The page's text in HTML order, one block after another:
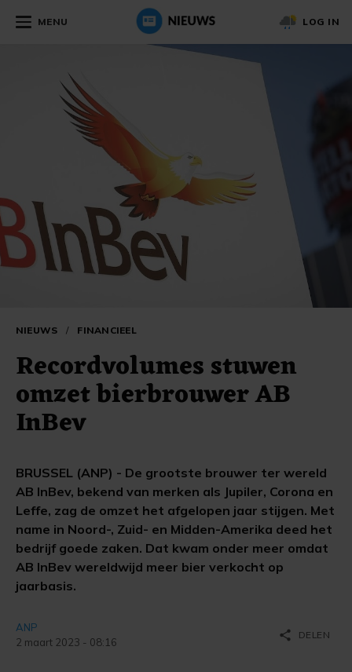
MENU LOG IN
NIEUWS / FINANCIEEL
Recordvolumes stuwen
omzet bierbrouwer AB
InBev
BRUSSEL (ANP) - De grootste brouwer ter wereld
AB InBev, bekend van merken als Jupiler, Corona en
Leffe, zag de omzet het afgelopen jaar stijgen. Met
name in Noord-, Zuid- en Midden-Amerika deed het
bedrijf goede zaken. Dat kwam onder meer omdat
AB InBev wereldwijd meer bier verkocht op
jaarbasis.
ANP
2 maart 2023 - 08:16
share DELEN